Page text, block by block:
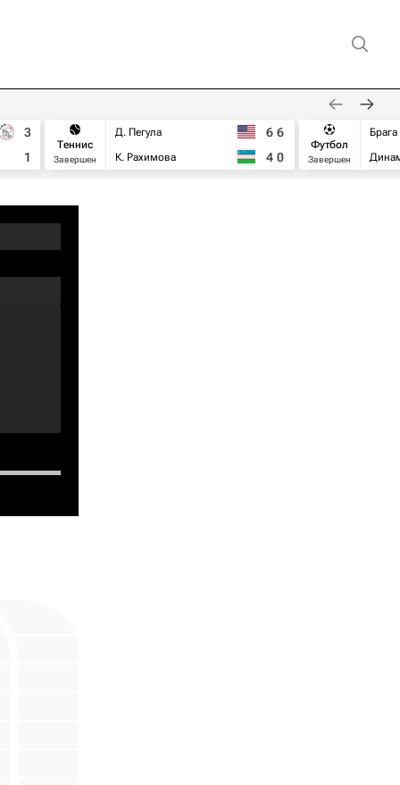
3
1
Теннис
Завершен
Д. Пегула
К. Рахимова
6 6
4 0
Футбол
Завершен
Брага